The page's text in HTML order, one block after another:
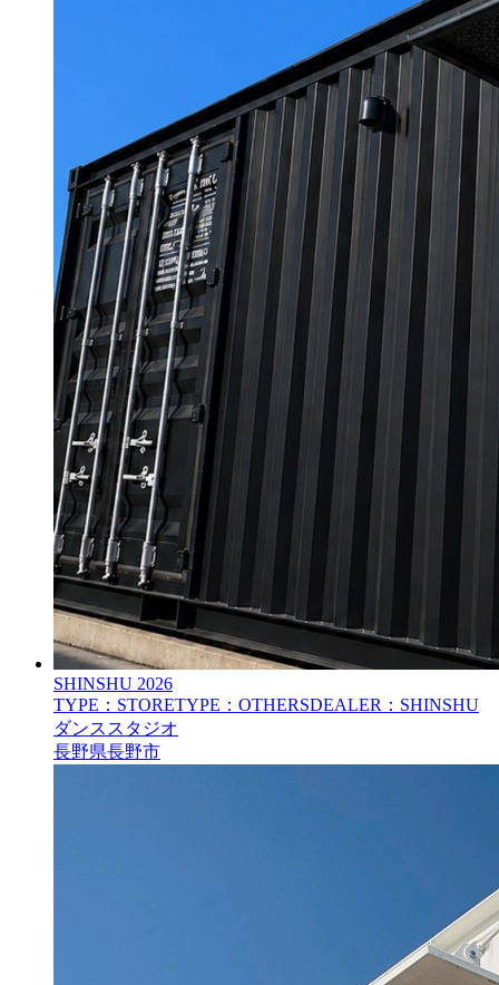
SHINSHU 2026
TYPE：STORETYPE：OTHERSDEALER：SHINSHU
ダンススタジオ
長野県長野市